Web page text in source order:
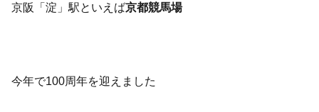
京阪「淀」駅といえば京都競馬場
今年で100周年を迎えました